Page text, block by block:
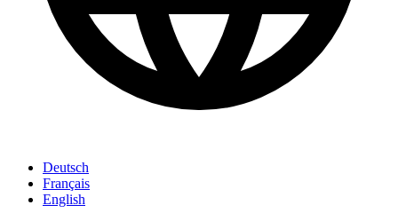
Deutsch
Français
English